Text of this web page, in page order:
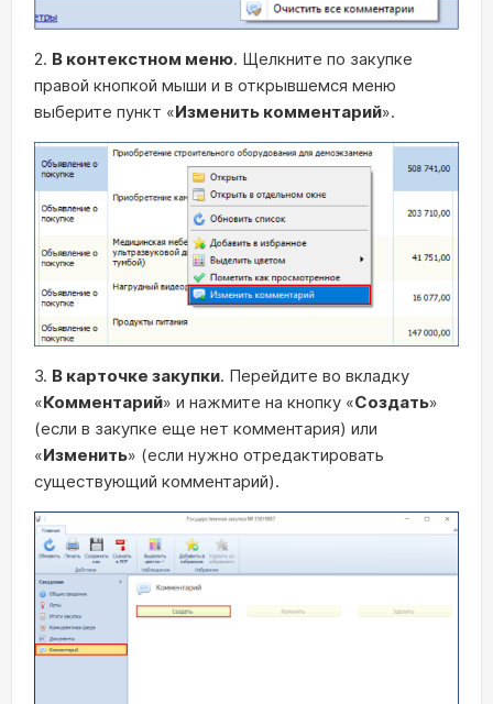
2. В контекстном меню. Щелкните по закупке
правой кнопкой мыши и в открывшемся меню
выберите пункт «Изменить комментарий».
3. В карточке закупки. Перейдите во вкладку
«Комментарий» и нажмите на кнопку «Создать»
(если в закупке еще нет комментария) или
«Изменить» (если нужно отредактировать
существующий комментарий).